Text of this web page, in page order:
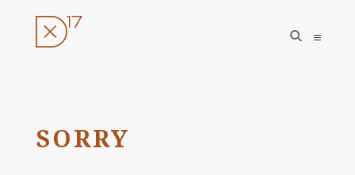
tartalomhoz
open
search
open
SORRY